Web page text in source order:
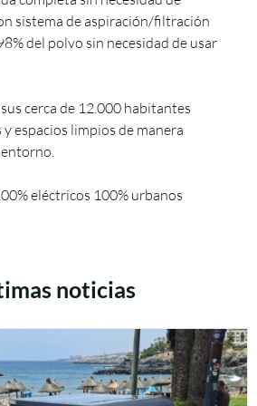
sistema de aspiración/filtración
del polvo sin necesidad de usar
cerca de 12.000 habitantes
espacios limpios de manera
eléctricos 100% urbanos
noticias